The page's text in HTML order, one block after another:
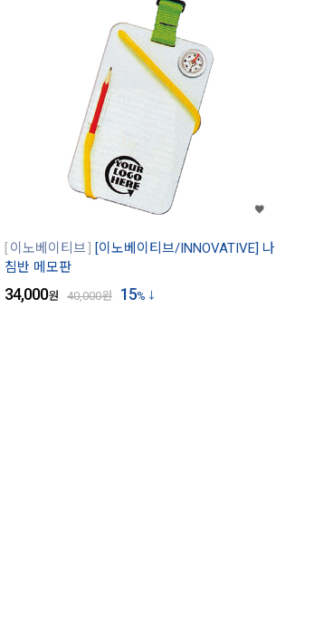
이노베이티브
[이노베이티브/INNOVATIVE] 나
침반 메모판
34,000원 40,000원 15%